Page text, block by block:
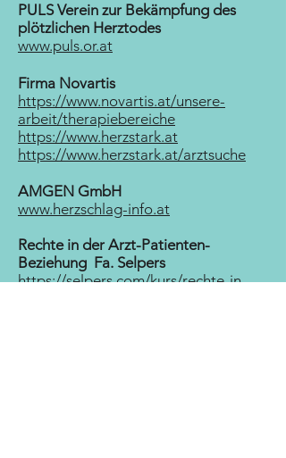
PULS Verein zur Bekämpfung des
plötzlichen Herztodes
www.puls.or.at
Firma Novartis
https://www.novartis.at/unsere-
arbeit/therapiebereiche
https://www.herzstark.at
https://www.herzstark.at/arztsuche
AMGEN GmbH
www.herzschlag-info.at
Rechte in der Arzt-Patienten-
Beziehung Fa. Selpers
https://selpers.com/kurs/rechte-in-